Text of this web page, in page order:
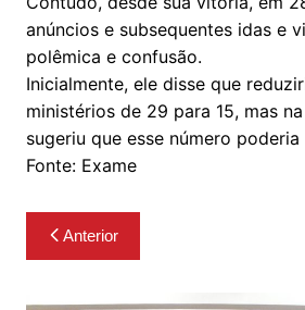
anúncios e subsequentes idas e
polêmica e confusão.
Inicialmente, ele disse que
ministérios de 29 para 15, mas
sugeriu que esse número poderia
Fonte: Exame
Navegação
de
Anterior